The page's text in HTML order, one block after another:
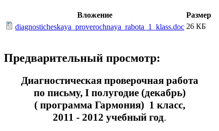
Вложение
Размер
diagnosticheskaya_proverochnaya_rabota_1_klass.doc 26 КБ
Предварительный просмотр:
Диагностическая проверочная работа
по письму, I полугодие (декабрь)
( программа Гармония) 1 класс,
2011 - 2012 учебный год.